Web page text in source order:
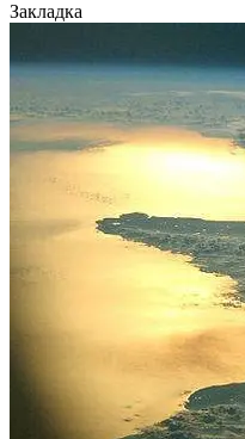
Закладка